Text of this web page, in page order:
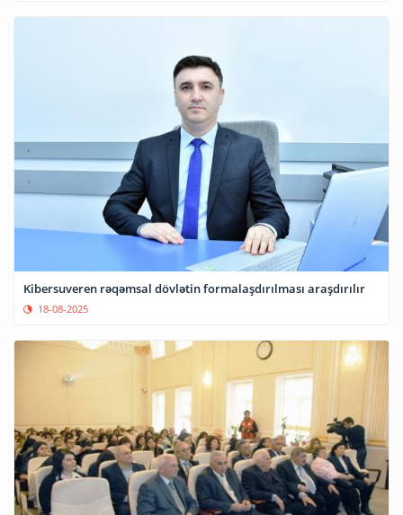
Kibersuveren rəqəmsal dövlətin formalaşdırılması araşdırılır
18-08-2025